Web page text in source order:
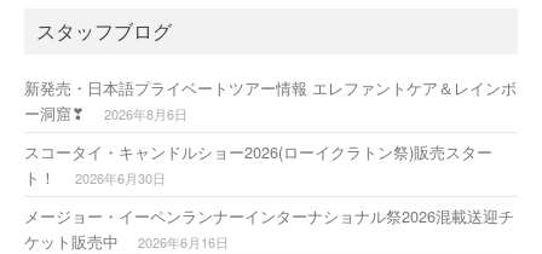
スタッフブログ
新発売・日本語プライベートツアー情報 エレファントケア＆レインボ
ー洞窟❣
2026年8月6日
スコータイ・キャンドルショー2026(ローイクラトン祭)販売スター
ト！
2026年6月30日
メージョー・イーペンランナーインターナショナル祭2026混載送迎チ
ケット販売中
2026年6月16日